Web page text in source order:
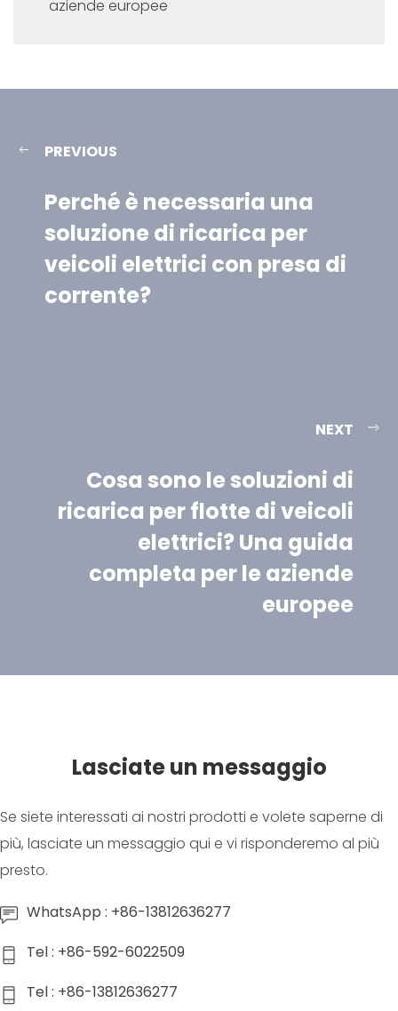
aziende europee
PREVIOUS
Perché è necessaria una
soluzione di ricarica per
veicoli elettrici con presa di
corrente?
NEXT
Cosa sono le soluzioni di
ricarica per flotte di veicoli
elettrici? Una guida
completa per le aziende
europee
Lasciate un messaggio
Se siete interessati ai nostri prodotti e volete saperne di
più, lasciate un messaggio qui e vi risponderemo al più
presto.
WhatsApp : +86-13812636277
Tel : +86-592-6022509
Tel : +86-13812636277